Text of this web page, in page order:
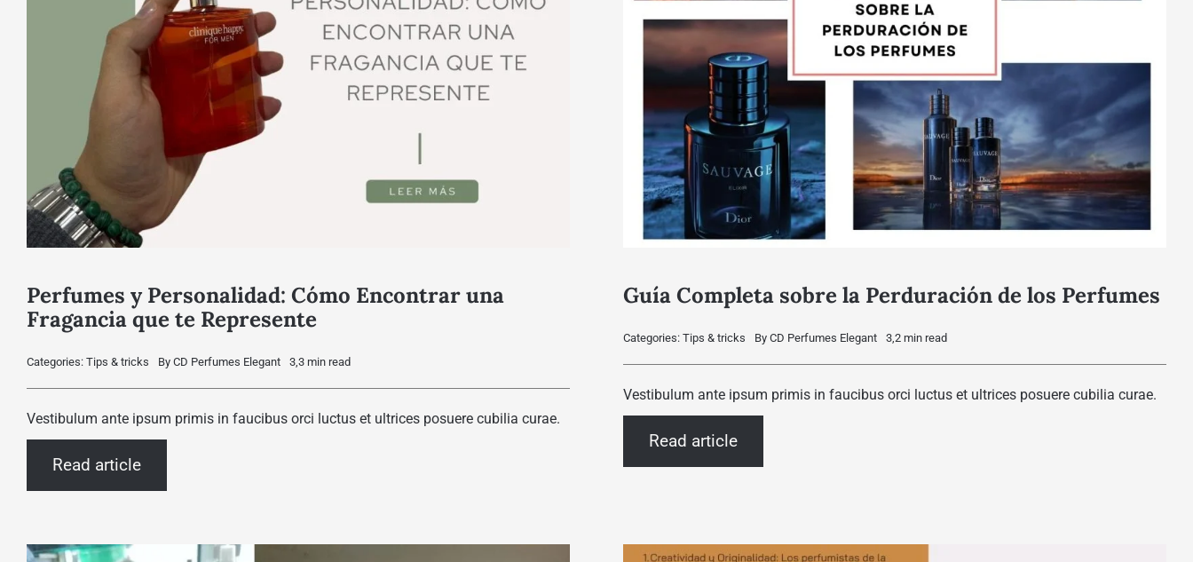
Perfumes y Personalidad: Cómo Encontrar una
Fragancia que te Represente
Categories: Tips & tricks By CD Perfumes Elegant 3,3 min read
Vestibulum ante ipsum primis in faucibus orci luctus et ultrices posuere cubilia curae.
Read article
Guía Completa sobre la Perduración de los Perfumes
Categories: Tips & tricks By CD Perfumes Elegant 3,2 min read
Vestibulum ante ipsum primis in faucibus orci luctus et ultrices posuere cubilia curae.
Read article